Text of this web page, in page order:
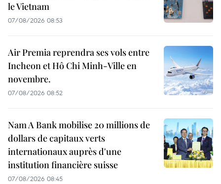
le Vietnam
07/08/2026 08:53
Air Premia reprendra ses vols entre
Incheon et Hô Chi Minh-Ville en
novembre.
07/08/2026 08:52
Nam A Bank mobilise 20 millions de
dollars de capitaux verts
internationaux auprès d'une
institution financière suisse
07/08/2026 08:45